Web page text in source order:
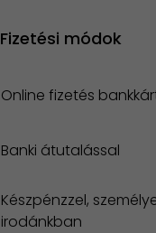
Fizetési módok
Online fizetés
Banki átutalással
Készpénzzel,
irodánkban